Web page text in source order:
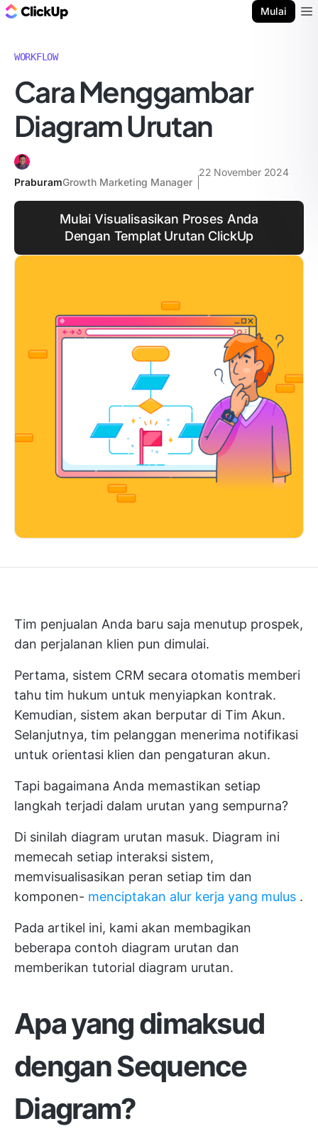
Mulai
WORKFLOW
Cara Menggambar
Diagram Urutan
PraburamGrowth Marketing Manager
22 November 2024
Mulai Visualisasikan Proses Anda
Dengan Templat Urutan ClickUp
Tim penjualan Anda baru saja menutup prospek,
dan perjalanan klien pun dimulai.
Pertama, sistem CRM secara otomatis memberi
tahu tim hukum untuk menyiapkan kontrak.
Kemudian, sistem akan berputar di Tim Akun.
Selanjutnya, tim pelanggan menerima notifikasi
untuk orientasi klien dan pengaturan akun.
Tapi bagaimana Anda memastikan setiap
langkah terjadi dalam urutan yang sempurna?
Di sinilah diagram urutan masuk. Diagram ini
memecah setiap interaksi sistem,
memvisualisasikan peran setiap tim dan
komponen- menciptakan alur kerja yang mulus .
Pada artikel ini, kami akan membagikan
beberapa contoh diagram urutan dan
memberikan tutorial diagram urutan.
Apa yang dimaksud
dengan Sequence
Diagram?